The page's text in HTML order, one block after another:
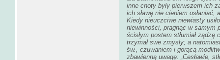
inne cnoty były pierwszem ich
ich sławę nie cieniem
Kiedy nieuczciwe niewiasty
niewinności, pragnąc w samym
ścisłym postem stłumiał
trzymał swe zmysły; a
św., czuwaniem i gorącą
zbawienną uwagę: „Cesławie,